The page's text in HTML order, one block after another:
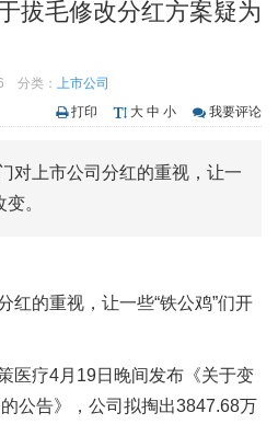
拔毛修改分红方案疑为
分类： 上市公司
打印
大 中 小 我要评论
对上市公司分红的重视，让一
。
红的重视，让一些“铁公鸡”们开
医疗4月19日晚间发布《关于变
公告》，公司拟掏出3847.68万